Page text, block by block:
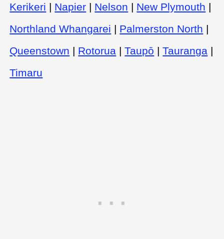
Kerikeri | Napier | Nelson | New Plymouth |
Northland Whangarei | Palmerston North |
Queenstown | Rotorua |Taupō |Tauranga |
Timaru